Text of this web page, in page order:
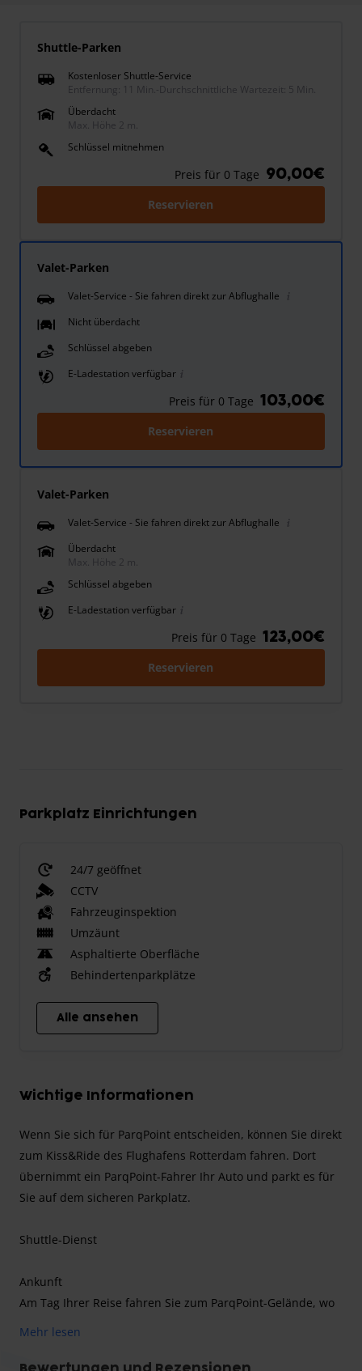
Shuttle-Parken
Kostenloser Shuttle-Service
Entfernung: 11 Min.
Durchschnittliche Wartezeit: 5 Min.
Überdacht
Max. Höhe 2 m.
Schlüssel mitnehmen
Preis für 0 Tage 90,00€
Reservieren
Valet-Parken
Valet-Service - Sie fahren direkt zur Abflughalle
Nicht überdacht
Schlüssel abgeben
E-Ladestation verfügbar
Preis für 0 Tage 103,00€
Reservieren
Valet-Parken
Valet-Service - Sie fahren direkt zur Abflughalle
Überdacht
Max. Höhe 2 m.
Schlüssel abgeben
E-Ladestation verfügbar
Preis für 0 Tage 123,00€
Reservieren
Parkplatz Einrichtungen
24/7 geöffnet
CCTV
Fahrzeuginspektion
Umzäunt
Asphaltierte Oberfläche
Behindertenparkplätze
Alle ansehen
Wichtige Informationen
Wenn Sie sich für ParqPoint entscheiden, können Sie direkt
zum Kiss&Ride des Flughafens Rotterdam fahren. Dort
übernimmt ein ParqPoint-Fahrer Ihr Auto und parkt es für
Sie auf dem sicheren Parkplatz.
Shuttle-Dienst
Ankunft
Am Tag Ihrer Reise fahren Sie zum ParqPoint-Gelände, wo
Zwischenzeit bringt Sie der Shuttle-Bus von ParqPoint zum
Mehr lesen